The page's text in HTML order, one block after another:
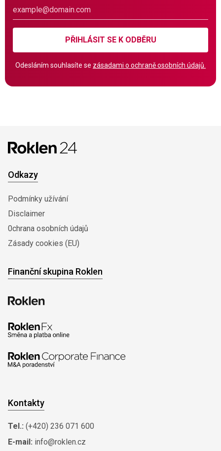
PŘIHLÁSIT SE K ODBĚRU
Odesláním souhlasíte se zásadami o ochraně osobních údajů.
Odkazy
Podmínky užívání
Disclaimer
0chrana osobních údajů
Zásady cookies (EU)
Finanční skupina Roklen
Kontakty
Tel.: (+420) 236 071 600
E-mail: info@roklen.cz